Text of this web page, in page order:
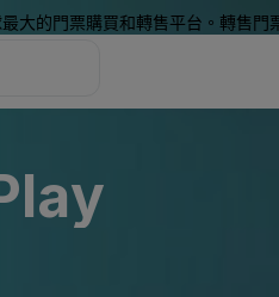
大的門票購買和轉售平台。轉售門